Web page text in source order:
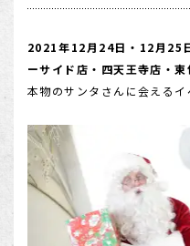
100日祝い・お食い初め
桃の節句・端午の節句
ロケーション撮影・カメラ
子供の写真撮影・スタジオ
赤ちゃん撮影・ベビーフォト
リピーター様専用
2021年12月24日・12月25
ーサイド店・四天王寺店・東
本物のサンタさんに会えるイ